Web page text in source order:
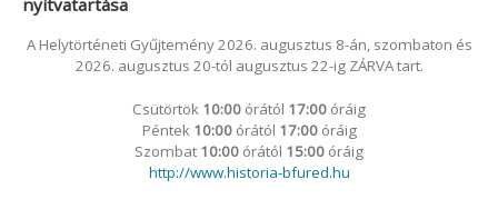
A Helytörténeti Gyűjtemény 2026. augusztus 8-án, szombaton és
2026. augusztus 20-tól augusztus 22-ig ZÁRVA tart.
Csütörtök 10:00 órától 17:00 óráig
Péntek 10:00órától 17:00óráig
Szombat 10:00 órától 15:00 óráig
http://www.historia-bfured.hu